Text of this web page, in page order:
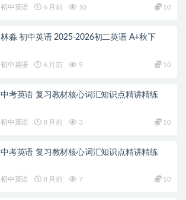
初中英语 6 月前 10 10
林淼 初中英语 2025-2026初二英语 A+秋下
初中英语 6 月前 9 10
中考英语 复习教材核心词汇知识点精讲精练
初中英语 8 月前 3 10
中考英语 复习教材核心词汇知识点精讲精练
初中英语 8 月前 7 10